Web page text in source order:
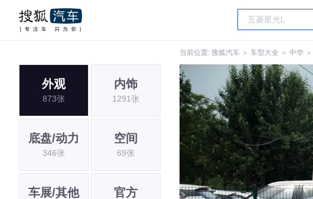
当前位置: 搜狐汽车 ＞ 车型大全 ＞ 中华 ＞
外观
873张
内饰
1291张
底盘/动力
346张
空间
69张
车展/其他 官方